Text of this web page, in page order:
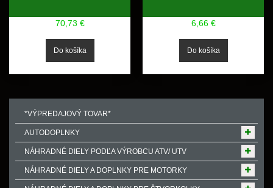
70,73 € 6,66 €
*VÝPREDAJOVÝ TOVAR*
AUTODOPLNKY
NÁHRADNÉ DIELY PODĽA VÝROBCU ATV/ UTV
NÁHRADNÉ DIELY A DOPLNKY PRE MOTORKY